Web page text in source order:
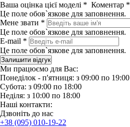
Ваша оцінка цієї моделі * Коментар *
Це поле обов`язкове для заповнення.
Мене звати *
Це поле обов`язкове для заповнення.
E-mail *
Це поле обов`язкове для заповнення.
Ми працюємо для Вас:
Понеділок - п'ятниця: з 09:00 по 19:00
Субота: з 09:00 по 18:00
Неділя: з 10:00 по 18:00
Наші контакти:
Дзвонiть до нас
+38 (095) 010-19-22